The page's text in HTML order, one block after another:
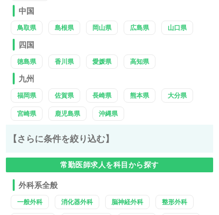
中国
鳥取県 島根県 岡山県 広島県 山口県
四国
徳島県 香川県 愛媛県 高知県
九州
福岡県 佐賀県 長崎県 熊本県 大分県
宮崎県 鹿児島県 沖縄県
【さらに条件を絞り込む】
常勤医師求人を科目から探す
外科系全般
一般外科 消化器外科 脳神経外科 整形外科